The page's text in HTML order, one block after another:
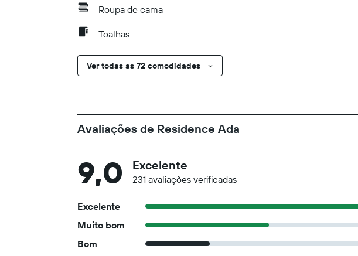
Roupa de cama
Toalhas
Ver todas as 72 comodidades
Avaliações de Residence Ada
9,0 Excelente
231 avaliações verificadas
Excelente
Muito bom
Bom